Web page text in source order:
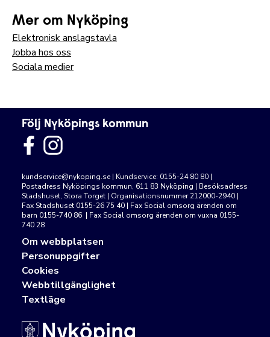
Mer om Nyköping
Elektronisk anslagstavla
Jobba hos oss
Sociala medier
Följ Nyköpings kommun
kundservice@nykoping.se | Kundservice: 0155-24 80 80 |
Postadress Nyköpings kommun, 611 83 Nyköping | Besöksadress
Stadshuset, Stora Torget | Organisationsnummer 212000-2940 |
Fax Stadshuset 0155-26 75 40 | Fax Social omsorg ärenden om
barn 0155-740 86 | Fax Social omsorg ärenden om vuxna 0155-
740 28
Om webbplatsen
Personuppgifter
Cookies
Webbtillgänglighet
Textläge